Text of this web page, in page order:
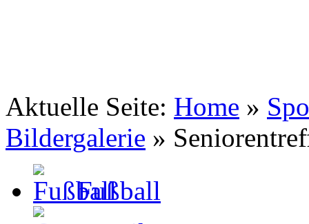
Aktuelle Seite: Home »
Bildergalerie »
Fußball